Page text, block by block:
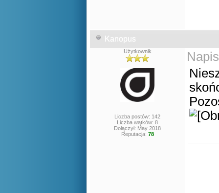
Kanopus
Użytkownik
Liczba postów: 142
Liczba wątków: 8
Dołączył: May 2018
Reputacja: 78